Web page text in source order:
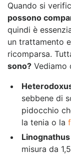
Quando si
possono
quindi è
un trattamento
ricomparsa.
sono? Vediamo
sebbene di
pidocchio
la tenia o la
misura da